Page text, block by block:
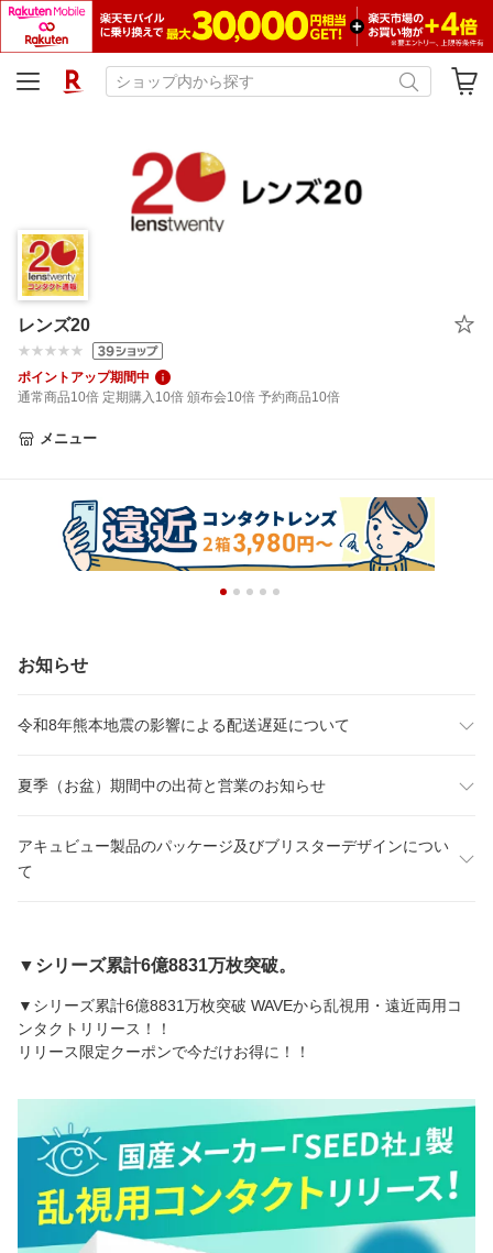
レンズ20
ポイントアップ期間中
通常商品10倍 定期購入10倍 頒布会10倍 予約商品10倍
メニュー
お知らせ
令和8年熊本地震の影響による配送遅延について
夏季（お盆）期間中の出荷と営業のお知らせ
アキュビュー製品のパッケージ及びブリスターデザインについ
て
▼シリーズ累計6億8831万枚突破。
▼シリーズ累計6億8831万枚突破 WAVEから乱視用・遠近両用コ
ンタクトリリース！！
リリース限定クーポンで今だけお得に！！